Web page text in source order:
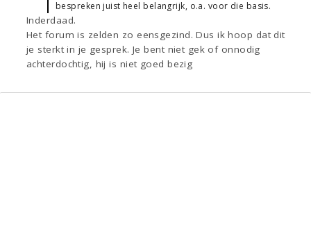
bespreken juist heel belangrijk, o.a. voor die basis.
Inderdaad.
Het forum is zelden zo eensgezind. Dus ik hoop dat dit
je sterkt in je gesprek. Je bent niet gek of onnodig
achterdochtig, hij is niet goed bezig